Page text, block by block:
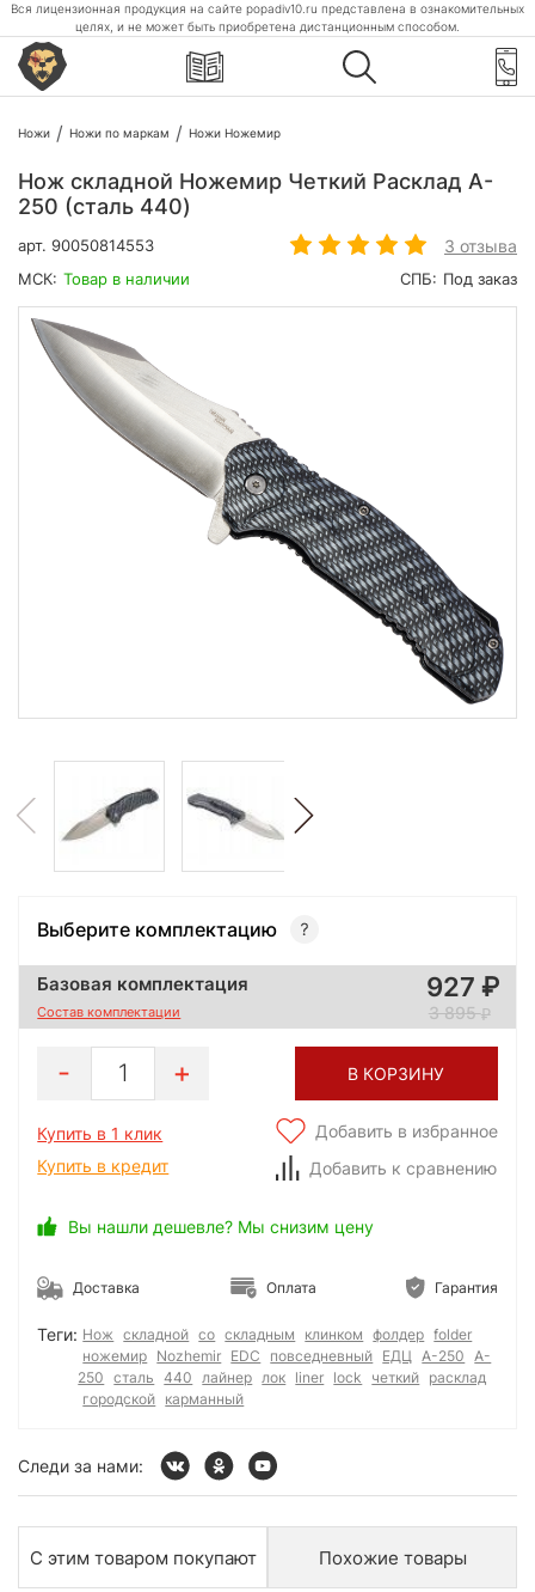
Вся лицензионная продукция на сайте popadiv10.ru представлена в ознакомительных
целях, и не может быть приобретена дистанционным способом.
Ножи Ножи по маркам Ножи Ножемир
Нож складной Ножемир Четкий Расклад A-
250 (сталь 440)
арт. 90050814553 3 отзыва
МСК: Товар в наличии СПБ: Под заказ
Выберите комплектацию
Базовая комплектация
Состав комплектации
927
3 895
1 В КОРЗИНУ
Купить в 1 клик
Купить в кредит
Добавить в избранное
Добавить к сравнению
Вы нашли дешевле? Мы снизим цену
Доставка Оплата Гарантия
Теги: Нож складной со складным клинком фолдер folder
ножемир Nozhemir EDC повседневный ЕДЦ А-250
A-
250
сталь 440 лайнер лок liner lock четкий расклад
городской карманный
Следи за нами:
С этим товаром покупают Похожие товары